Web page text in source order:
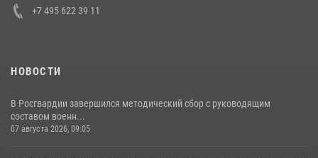
+7 495 622 39 11
НОВОСТИ
В Росгвардии завершился методический сбор с руководящим
составом военн...
07 августа 2026, 09:05